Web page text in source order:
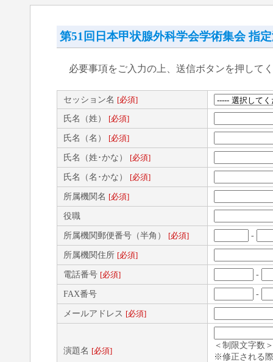
第51回日本甲状腺外科学会学術集会 指
必要事項をご入力の上、送信ボタンを押して
セッション名 [必須]
氏名（姓） [必須]
氏名（名） [必須]
氏名（姓･かな） [必須]
氏名（名･かな） [必須]
所属機関名 [必須]
役職
所属機関郵便番号（半角） [必須]
-
所属機関住所 [必須]
電話番号 [必須]
-
FAX番号
-
メールアドレス [必須]
演題名 [必須]
＜制限文字数
※修正される